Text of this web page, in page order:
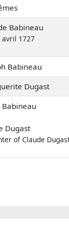
Babineau
avril 1727
Babineau
Dugast
Babineau
Dugast
of Claude